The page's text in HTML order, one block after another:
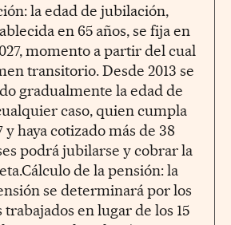
la edad de jubilación,
en 65 años, se fija en
momento a partir del cual
transitorio. Desde 2013 se
gradualmente la edad de
caso, quien cumpla
y haya cotizado más de 38
podrá jubilarse y cobrar la
de la pensión: la
se determinará por los
trabajados en lugar de los 15